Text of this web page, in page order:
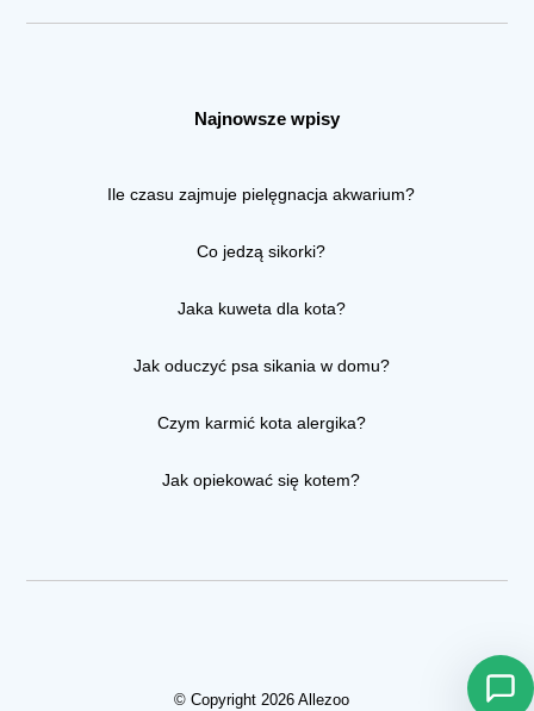
Najnowsze wpisy
Ile czasu zajmuje pielęgnacja akwarium?
Co jedzą sikorki?
Jaka kuweta dla kota?
Jak oduczyć psa sikania w domu?
Czym karmić kota alergika?
Jak opiekować się kotem?
© Copyright 2026 Allezoo